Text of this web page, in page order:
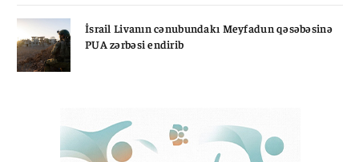
İsrail Livanın cənubundakı Meyfadun qəsəbəsinə
PUA zərbəsi endirib